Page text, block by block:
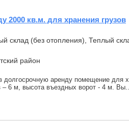
2000 кв.м. для хранения грузов
склад (без отопления), Теплый
район
долгосрочную аренду помещение для
– 6 м, высота въездных ворот - 4 м.